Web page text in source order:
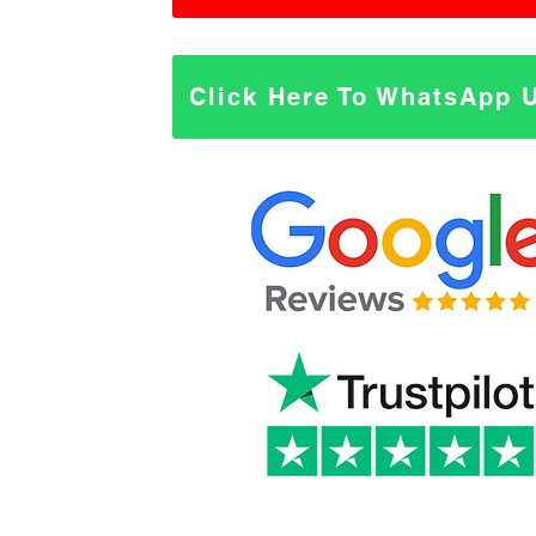
Click Here To WhatsApp